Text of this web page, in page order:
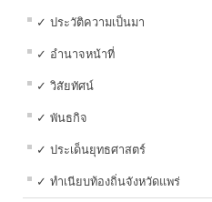
✓ ประวัติความเป็นมา
✓ อำนาจหน้าที่
✓ วิสัยทัศน์
✓ พันธกิจ
✓ ประเด็นยุทธศาสตร์
✓ ทำเนียบท้องถิ่นจังหวัดแพร่